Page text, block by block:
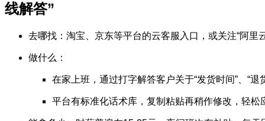
线解答”
去哪找：淘宝、京东等平台的云客服入口，或关注“阿里
做什么：
在家上班，通过打字解答客户关于“发货时间”、“退
平台有标准化话术库，复制粘贴再稍作修改，轻松